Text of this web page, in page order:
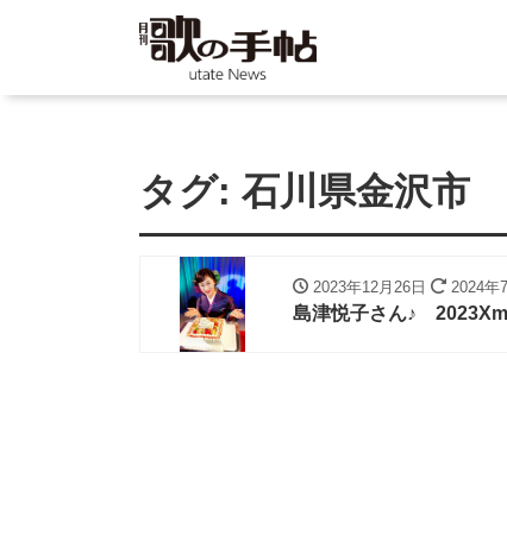
タグ: 石川県金沢市
2023年12月26日 2024年
島津悦子さん♪